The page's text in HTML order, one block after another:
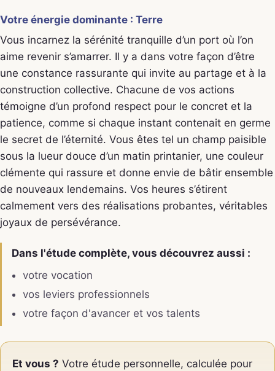
Votre énergie dominante : Terre
Vous incarnez la sérénité tranquille d’un port où l’on
aime revenir s’amarrer. Il y a dans votre façon d’être
une constance rassurante qui invite au partage et à la
construction collective. Chacune de vos actions
témoigne d’un profond respect pour le concret et la
patience, comme si chaque instant contenait en germe
le secret de l’éternité. Vous êtes tel un champ paisible
sous la lueur douce d’un matin printanier, une couleur
clémente qui rassure et donne envie de bâtir ensemble
de nouveaux lendemains. Vos heures s’étirent
calmement vers des réalisations probantes, véritables
joyaux de persévérance.
Dans l'étude complète, vous découvrez aussi :
votre vocation
vos leviers professionnels
votre façon d'avancer et vos talents
Et vous ? Votre étude personnelle, calculée pour